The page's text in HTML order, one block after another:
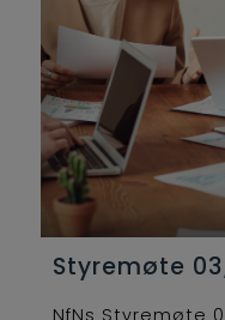
Styremøte